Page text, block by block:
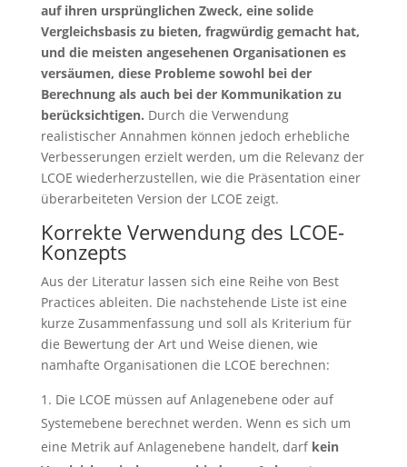
auf ihren ursprünglichen Zweck, eine solide
Vergleichsbasis zu bieten, fragwürdig gemacht hat,
und die meisten angesehenen Organisationen es
versäumen, diese Probleme sowohl bei der
Berechnung als auch bei der Kommunikation zu
berücksichtigen. Durch die Verwendung
realistischer Annahmen können jedoch erhebliche
Verbesserungen erzielt werden, um die Relevanz der
LCOE wiederherzustellen, wie die Präsentation einer
überarbeiteten Version der LCOE zeigt.
Korrekte Verwendung des LCOE-
Konzepts
Aus der Literatur lassen sich eine Reihe von Best
Practices ableiten. Die nachstehende Liste ist eine
kurze Zusammenfassung und soll als Kriterium für
die Bewertung der Art und Weise dienen, wie
namhafte Organisationen die LCOE berechnen:
Die LCOE müssen auf Anlagenebene oder auf
Systemebene berechnet werden. Wenn es sich um
eine Metrik auf Anlagenebene handelt, darf kein